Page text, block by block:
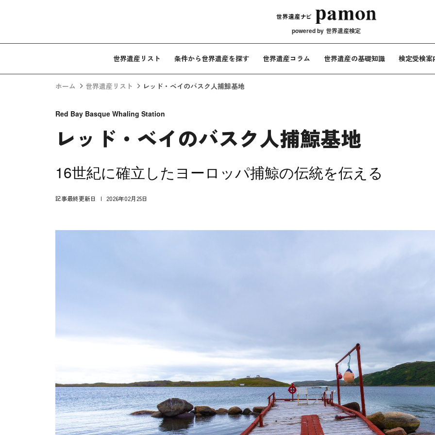
メインナビゲ
powered by 世界遺産検定
世界遺産リスト 条件から世界遺産を探す 世界遺産コラム 世界遺産の基礎知識 検定受検案
ホーム 世界遺産リスト レッド・ベイのバスク人捕鯨基地
Red Bay Basque Whaling Station
レッド・ベイのバスク人捕鯨基地
16世紀に確立したヨーロッパ捕鯨の伝統を伝える
記事最終更新日 2026年02月25日